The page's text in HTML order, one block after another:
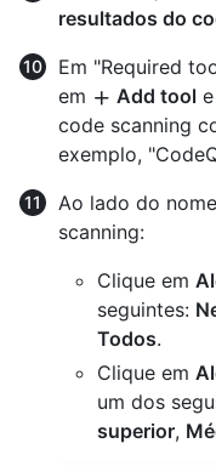
resultados do
Em "Required
em
Add tool
code scanning
exemplo,
Ao lado do
scanning:
Clique em
seguintes:
Todos.
Clique em
um dos
superior,